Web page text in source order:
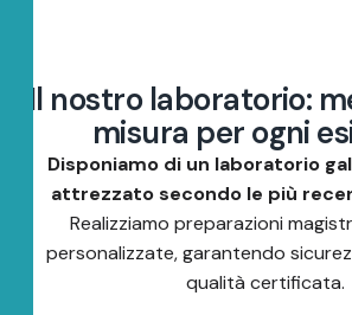
Il nostro laboratorio: m
misura per ogni es
Disponiamo di un laboratorio
attrezzato secondo le più
Realizziamo preparazioni
personalizzate, garantendo
qualità certificata.